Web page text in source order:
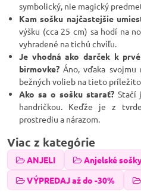
symbolický, nie magický
Kam sošku najčastejšie
výšku (cca 25 cm) sa hodí na
vyhradené na tichú chvíľu.
Je vhodná ako darček k
birmovke?Áno, vďaka
bežných volieb na tieto
Ako sa o sošku starať? Stačí
handričkou. Keďže je z
prostrediu a nárazom.
Viac z kategórie
ANJELI
Anjelské
VÝPREDAJ až do -30%